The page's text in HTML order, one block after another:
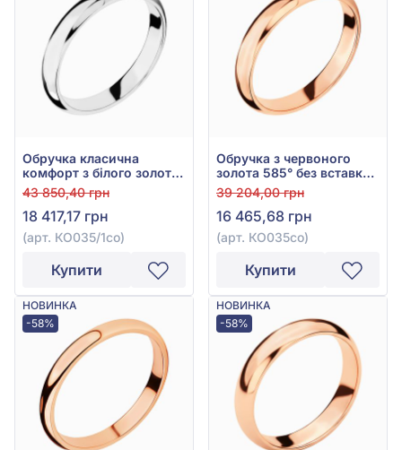
Обручка класична
комфорт з білого золота
585°, без вставки, арт.
КО035/1со
43 850,40 грн
18 417,17 грн
(арт. КО035/1со)
Купити
Обручка з червоного
золота 585° без вставки,
арт. КО035со
39 204,00 грн
16 465,68 грн
(арт. КО035со)
Купити
НОВИНКА
-58%
НОВИНКА
-58%